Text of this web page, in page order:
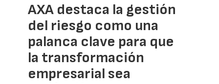
AXA destaca la gestión
del riesgo como una
palanca clave para que
la transformación
empresarial sea